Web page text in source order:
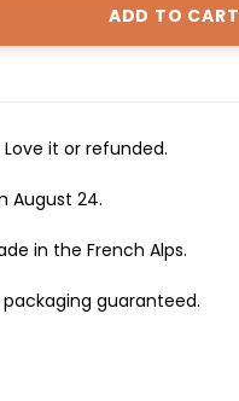
ADD TO CART
Love it or refunded.
August 24.
in the French Alps.
packaging guaranteed.